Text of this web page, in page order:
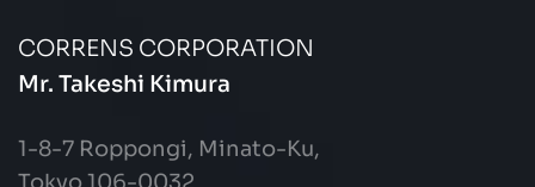
CORRENS CORPORATION
Mr. Takeshi Kimura
1-8-7 Roppongi, Minato-Ku,